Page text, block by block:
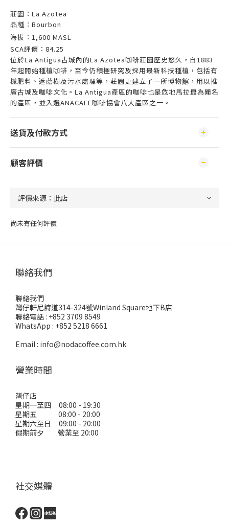
莊園：La Azotea
品種：Bourbon
海拔：1,600 MASL
SCA評價：84.25
位於La Antigua古城內的La Azotea咖啡莊園歷史悠久，自1883
年起開始種植咖啡，至今仍積極研究及採用最新科技種植，包括有
機肥料、遮蔭樹及污水處理等，莊園更建立了一所博物館，用以推
廣古城及咖啡文化。La Antigua產區的咖啡也是危地馬拉最為聞名
的產區，並入選ANACAFE咖啡協會八大產區之一。
送貨及付款方式
顧客評價
尚未有任何評價
聯絡我們
聯絡我們
灣仔軒尼詩道314-324號Winland Square地下B店
聯絡電話 : +852 3709 8549
WhatsApp : +852 5218 6661
Email : info@nodacoffee.com.hk
營業時間
灣仔店
星期一至四 08:00 - 19:30
星期五 08:00 - 20:00
星期六至日 09:00 - 20:00
假期前夕 營業至 20:00
社交媒體